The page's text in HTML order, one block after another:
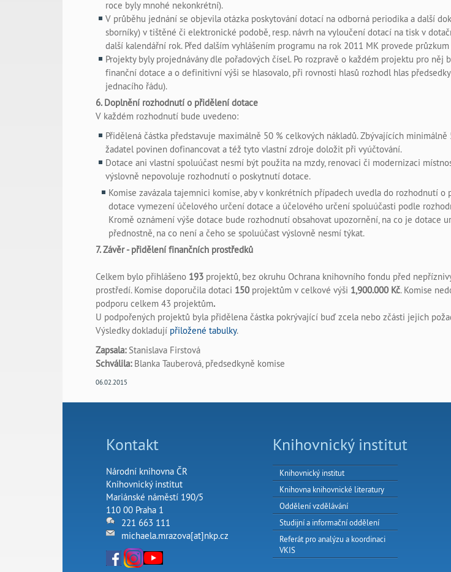
roce byly mnohé nekonkrétní).
V průběhu jednání se objevila otázka poskytování dotací na odborná periodika a další
sborníky) v tištěné či elektronické podobě, resp. návrh na vyloučení dotací na tisk v
další kalendářní rok. Před dalším vyhlášením programu na rok 2011 MK provede
Projekty byly projednávány dle pořadových čísel. Po rozpravě o každém projektu pro něj
finanční dotace a o definitivní výši se hlasovalo, při rovnosti hlasů rozhodl hlas
jednacího řádu).
6. Doplnění rozhodnutí o přidělení dotace
V každém rozhodnutí bude uvedeno:
Přidělená částka představuje maximálně 50 % celkových nákladů. Zbývajících minimálně
žadatel povinen dofinancovat a též tyto vlastní zdroje doložit při vyúčtování.
Dotace ani vlastní spoluúčast nesmí být použita na mzdy, renovaci či modernizaci
výslovně nepovoluje rozhodnutí o poskytnutí dotace.
Komise zavázala tajemnici komise, aby v konkrétních případech uvedla do rozhodnutí o
dotace vymezení účelového určení dotace a účelového určení spoluúčasti podle
Kromě oznámení výše dotace bude rozhodnutí obsahovat upozornění, na co je dotace
přednostně, na co není a čeho se spoluúčast výslovně nesmí týkat.
7. Závěr - přidělení finančních prostředků
Celkem bylo přihlášeno 193 projektů, bez okruhu Ochrana knihovního fondu před
prostředí. Komise doporučila dotaci 150 projektům v celkové výši 1,900.000 Kč. Komise
podporu celkem 43 projektům.
U podpořených projektů byla přidělena částka pokrývající buď zcela nebo zčásti jejich
Výsledky dokladují přiložené tabulky.
Zapsala: Stanislava Firstová
Schválila: Blanka Tauberová, předsedkyně komise
06.02.2015
Kontakt
Národní knihovna ČR
Knihovnický institut
Mariánské náměstí 190/5
110 00 Praha 1
221 663 111
michaela.mrazova[at]nkp.cz
Knihovnický institut
Knihovnický institut
Knihovna knihovnické literatury
Oddělení vzdělávání
Studijní a informační oddělení
Referát pro analýzu a koordinaci
VKIS